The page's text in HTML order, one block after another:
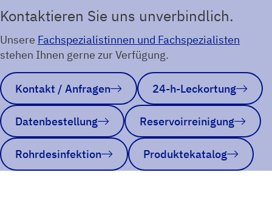
Kontaktieren Sie uns unverbindlich.
Unsere Fachspezialistinnen und Fachspezialisten
stehen Ihnen gerne zur Verfügung.
Kontakt / Anfragen 24-h-Leckortung
Datenbestellung Reservoirreinigung
Rohrdesinfektion Produktekatalog